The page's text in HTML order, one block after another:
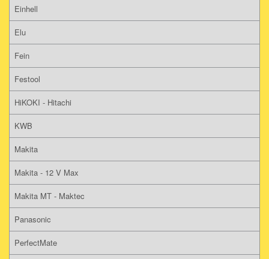
Einhell
Elu
Fein
Festool
HiKOKI - Hitachi
KWB
Makita
Makita - 12 V Max
Makita MT - Maktec
Panasonic
PerfectMate